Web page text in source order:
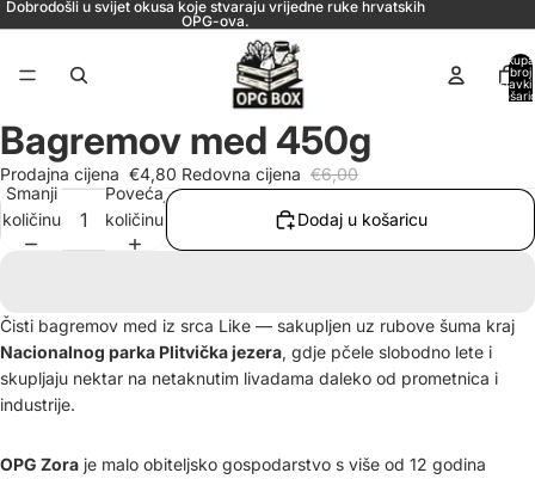
Dobrodošli u svijet okusa koje stvaraju vrijedne ruke hrvatskih
OPG-ova.
broj
stavki
Bagremov med 450g
Prodajna cijena €4,80 Redovna cijena €6,00
Smanji
količinu
Povećaj
količinu
Dodaj u košaricu
Čisti bagremov med iz srca Like — sakupljen uz rubove šuma kraj
Nacionalnog parka Plitvička jezera, gdje pčele slobodno lete i
skupljaju nektar na netaknutim livadama daleko od prometnica i
industrije.
OPG Zora je malo obiteljsko gospodarstvo s više od 12 godina